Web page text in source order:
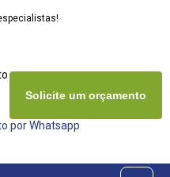
agora mesmo
por Whatsapp
Solicite um orçamento